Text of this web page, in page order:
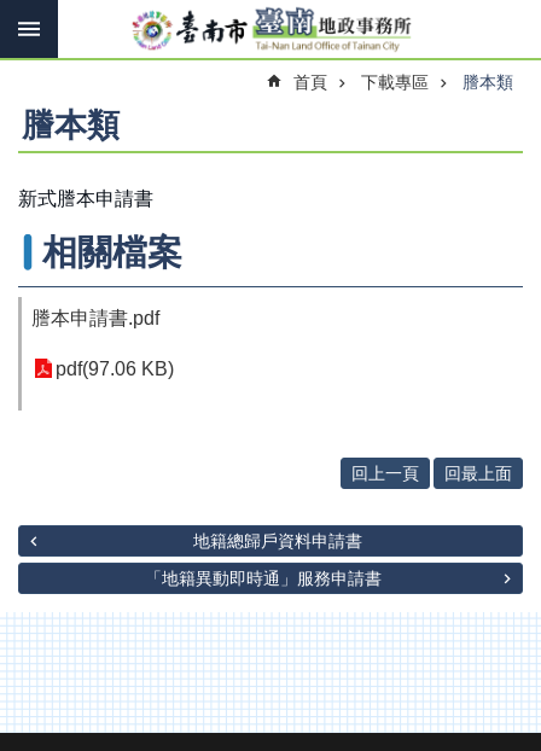
跳到主要內容區塊
搜
搜
尋
快
報
關
申
辦
查
詢
便
民
服
首頁 下載專區 謄本類
謄本類
新式謄本申請書
相關檔案
謄本申請書.pdf
pdf(97.06 KB)
回上一頁 回最上面
地籍總歸戶資料申請書
「地籍異動即時通」服務申請書